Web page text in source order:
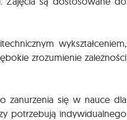
wykształceniem,
zrozumienie zależności
zanurzenia się w nauce dla
potrzebują indywidualnego